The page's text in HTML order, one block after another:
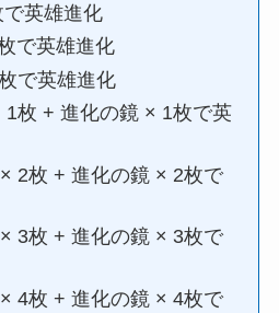
英雄進化
で英雄進化
で英雄進化
1枚 + 進化の鏡 × 1枚で英
2枚 + 進化の鏡 × 2枚で
3枚 + 進化の鏡 × 3枚で
4枚 + 進化の鏡 × 4枚で